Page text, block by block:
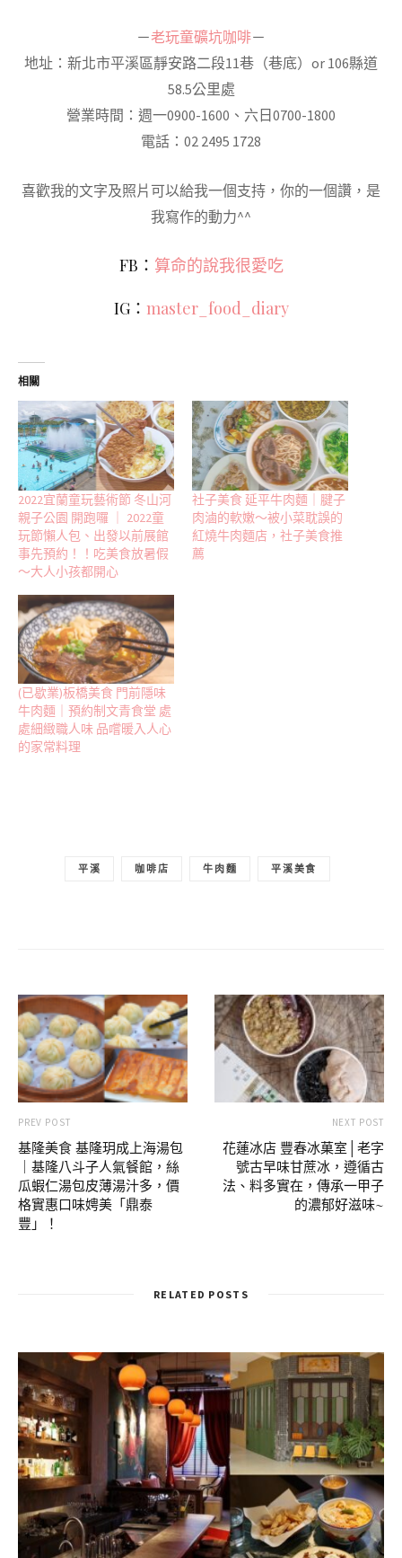
－老玩童礦坑咖啡－
地址：新北市平溪區靜安路二段11巷（巷底）or 106縣道
58.5公里處
營業時間：週一0900-1600、六日0700-1800
電話：02 2495 1728
喜歡我的文字及照片可以給我一個支持，你的一個讚，是
我寫作的動力^^
FB： 算命的說我很愛吃
IG： master_food_diary
相關
2022宜蘭童玩藝術節 冬山河
親子公園 開跑囉 ｜ 2022童
玩節懶人包、出發以前展館
事先預約！！吃美食放暑假
～大人小孩都開心
社子美食 延平牛肉麵｜腱子
肉滷的軟嫩～被小菜耽誤的
紅燒牛肉麵店，社子美食推
薦
(已歇業)板橋美食 門前隱味
牛肉麵｜預約制文青食堂 處
處細緻職人味 品嚐暖入人心
的家常料理
平溪 咖啡店 牛肉麵 平溪美食
PREV POST
基隆美食 基隆玥成上海湯包
｜基隆八斗子人氣餐館，絲
瓜蝦仁湯包皮薄湯汁多，價
格實惠口味娉美「鼎泰
豐」！
NEXT POST
花蓮冰店 豐春冰菓室│老字
號古早味甘蔗冰，遵循古
法、料多實在，傳承一甲子
的濃郁好滋味~
RELATED POSTS